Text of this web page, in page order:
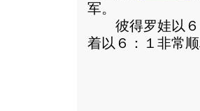
军。
彼得罗娃以６
着以６：１非常